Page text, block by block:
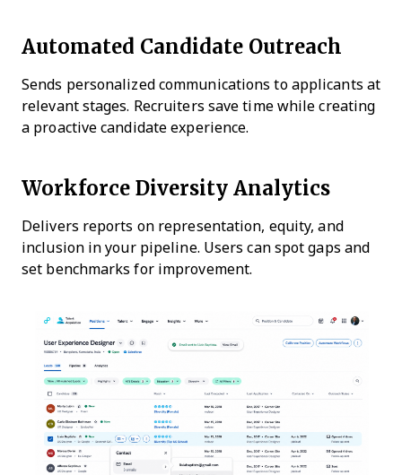
Automated Candidate Outreach
Sends personalized communications to applicants at
relevant stages. Recruiters save time while creating
a proactive candidate experience.
Workforce Diversity Analytics
Delivers reports on representation, equity, and
inclusion in your pipeline. Users can spot gaps and
set benchmarks for improvement.